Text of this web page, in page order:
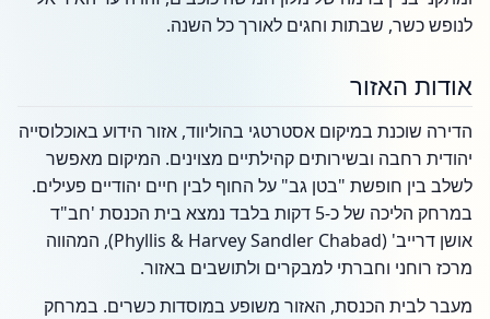
לנופש כשר, שבתות וחגים לאורך כל השנה.
אודות האזור
הדירה שוכנת במיקום אסטרטגי בהוליווד, אזור הידוע באוכלוסייה
יהודית רחבה ובשירותים קהילתיים מצוינים. המיקום מאפשר
לשלב בין חופשת "בטן גב" על החוף לבין חיים יהודיים פעילים.
במרחק הליכה של כ-5 דקות בלבד נמצא בית הכנסת 'חב"ד
אושן דרייב' (Phyllis & Harvey Sandler Chabad), המהווה
מרכז רוחני וחברתי למבקרים ולתושבים באזור.
מעבר לבית הכנסת, האזור משופע במוסדות כשרים. במרחק